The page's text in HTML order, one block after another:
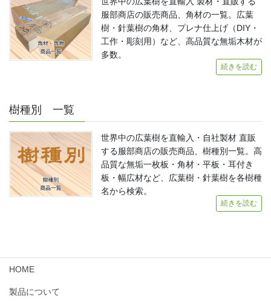
服部商店の販売商品、角材の一覧。広葉
樹・針葉樹の角材、プレナ仕上げ（DIY・
工作・彫刻用）など、高品質な無垢木材が
多数。
続きを読む
樹種別 一覧
世界中の広葉樹を直輸入・自社製材 直販
する服部商店の販売商品、樹種別一覧。高
品質な無垢一枚板・角材・平板・耳付き
板・幅広材など、広葉樹・針葉樹を各樹種
名から検索。
続きを読む
HOME
製品について